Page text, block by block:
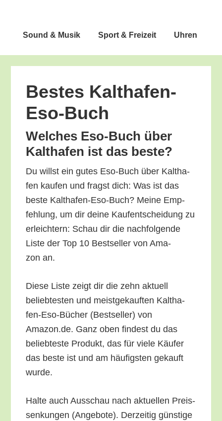
Sound & Musik Sport & Freizeit Uhren
Bes­tes Kalthafen-
Eso-Buch
Wel­ches Eso-Buch über
Kalt­ha­fen ist das beste?
Du willst ein gutes Eso-Buch über Kalt­ha­
fen kau­fen und fragst dich: Was ist das
bes­te Kalt­ha­fen-Eso-Buch? Mei­ne Emp­
feh­lung, um dir dei­ne Kauf­ent­schei­dung zu
erleich­tern: Schau dir die nach­fol­gen­de
Lis­te der Top 10 Best­sel­ler von Ama­
zon an.
Die­se Lis­te zeigt dir die zehn aktu­ell
belieb­tes­ten und meist­ge­kauf­ten Kalt­ha­
fen-Eso-Bücher (Best­sel­ler) von
Amazon.de. Ganz oben fin­dest du das
belieb­tes­te Pro­dukt, das für vie­le Käu­fer
das bes­te ist und am häu­figs­ten gekauft
wurde.
Hal­te auch Aus­schau nach aktu­el­len Preis­
sen­kun­gen (Ange­bo­te). Der­zei­tig güns­ti­ge